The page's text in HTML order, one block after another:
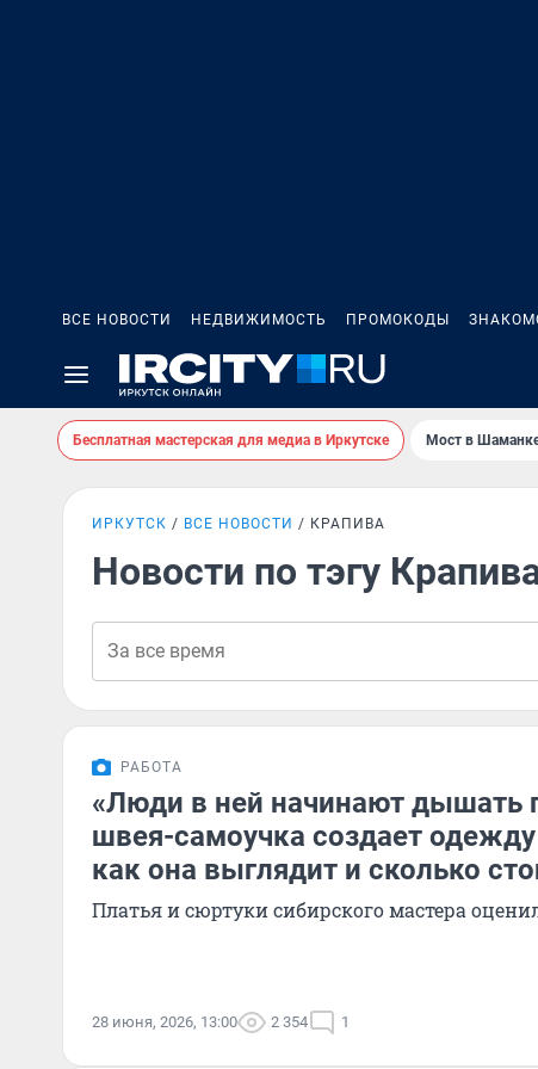
ВСЕ НОВОСТИ НЕДВИЖИМОСТЬ ПРОМОКОДЫ
Бесплатная мастерская для медиа в Иркутске Мост в
ИРКУТСК ВСЕ НОВОСТИ КРАПИВА
Новости по тэгу
РАБОТА
«Люди в ней начинают дышать
швея-самоучка создает
как она выглядит и сколько
Платья и сюртуки сибирского мастера
28 июня, 2026, 13:00 2 354 1